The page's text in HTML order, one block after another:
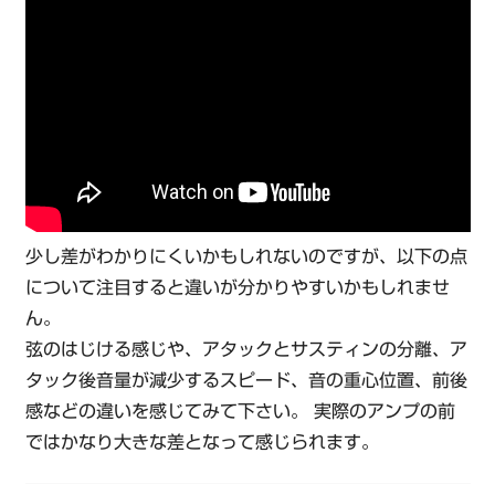
少し差がわかりにくいかもしれないのですが、以下の点
について注目すると違いが分かりやすいかもしれませ
ん。
弦のはじける感じや、アタックとサスティンの分離、ア
タック後音量が減少するスピード、音の重心位置、前後
感などの違いを感じてみて下さい。 実際のアンプの前
ではかなり大きな差となって感じられます。